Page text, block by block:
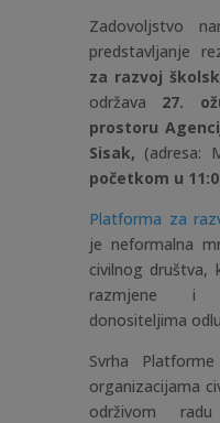
Zadovoljstvo
predstavljanje
za razvoj
održava 27.
prostoru
Sisak, (adresa:
početkom u
Platforma za
je neformalna
civilnog društva,
razmjene i
donositeljima
Svrha
organizacijama
održivom